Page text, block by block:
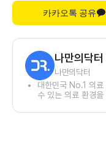
카카오톡 공유
나만의닥터
나만의닥터
대한민국 No.1 의료
수 있는 의료 환경